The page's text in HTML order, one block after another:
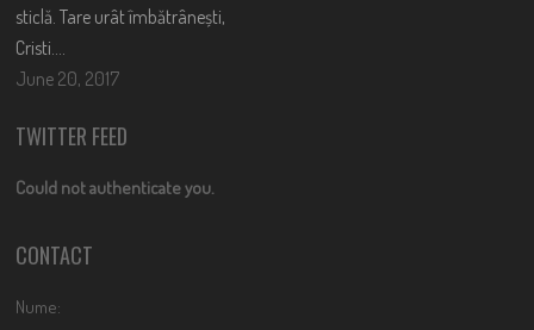
sticlă. Tare urât îmbătrânești,
Cristi….
June 20, 2017
TWITTER FEED
Could not authenticate you.
CONTACT
Nume: